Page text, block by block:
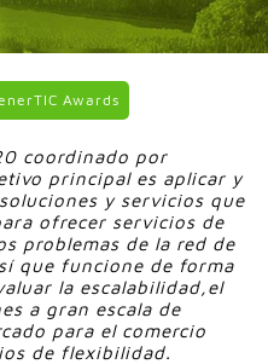
Awards
coordinado por
principal es aplicar y
y servicios que
ofrecer servicios de
problemas de la red de
que funcione de forma
la escalabilidad,el
a gran escala de
para el comercio
de flexibilidad.